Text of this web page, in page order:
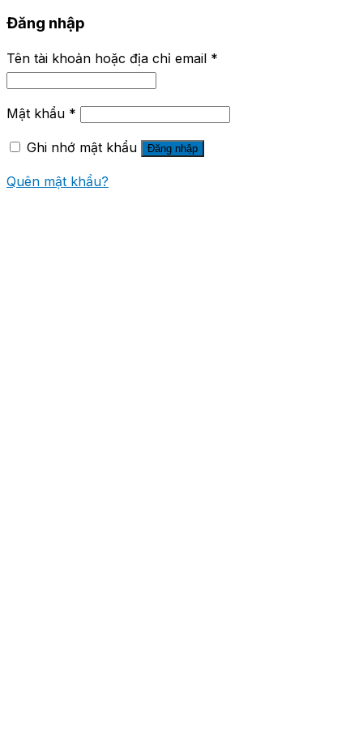
Đăng nhập
Tên tài khoản hoặc địa chỉ email *
Mật khẩu *
Ghi nhớ mật khẩu Đăng nhập
Quên mật khẩu?